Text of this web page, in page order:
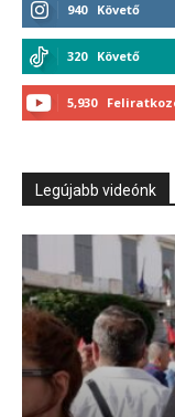
940 Követő
320 Követő
5,930
Legújabb videónk